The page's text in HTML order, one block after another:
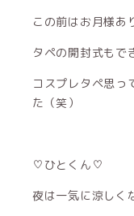
この前はお月様あ
タペの開封式もで
コスプレタペ思っ
た（笑）
♡ひとくん♡
夜は一気に涼しく